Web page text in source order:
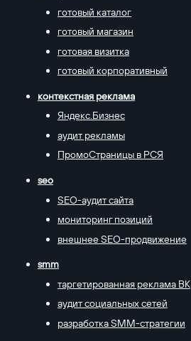
готовый каталог
готовый магазин
готовая визитка
готовый корпоративный
контекстная реклама
Яндекс.Бизнес
аудит рекламы
ПромоСтраницы в РСЯ
seo
SEO-аудит сайта
мониторинг позиций
внешнее SEO-продвижение
smm
таргетированная реклама ВК
аудит социальных сетей
разработка SMM-стратегии